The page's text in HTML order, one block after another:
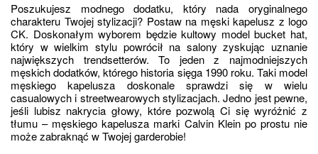
Poszukujesz modnego dodatku, który nada oryginalnego
charakteru Twojej stylizacji? Postaw na męski kapelusz z logo
CK. Doskonałym wyborem będzie kultowy model bucket hat,
który w wielkim stylu powrócił na salony zyskując uznanie
największych trendsetterów. To jeden z najmodniejszych
męskich dodatków, którego historia sięga 1990 roku. Taki model
męskiego kapelusza doskonale sprawdzi się w wielu
casualowych i streetwearowych stylizacjach. Jedno jest pewne,
jeśli lubisz nakrycia głowy, które pozwolą Ci się wyróżnić z
tłumu – męskiego kapelusza marki Calvin Klein po prostu nie
może zabraknąć w Twojej garderobie!